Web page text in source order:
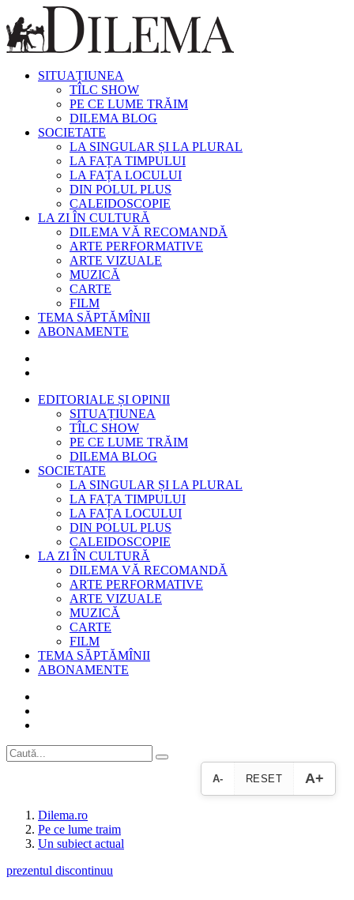
SITUAȚIUNEA
TÎLC SHOW
PE CE LUME TRĂIM
DILEMA BLOG
SOCIETATE
LA SINGULAR ȘI LA PLURAL
LA FAȚA TIMPULUI
LA FAȚA LOCULUI
DIN POLUL PLUS
CALEIDOSCOPIE
LA ZI ÎN CULTURĂ
DILEMA VĂ RECOMANDĂ
ARTE PERFORMATIVE
ARTE VIZUALE
MUZICĂ
CARTE
FILM
TEMA SĂPTĂMÎNII
ABONAMENTE
EDITORIALE ȘI OPINII
SITUAȚIUNEA
TÎLC SHOW
PE CE LUME TRĂIM
DILEMA BLOG
SOCIETATE
LA SINGULAR ȘI LA PLURAL
LA FAȚA TIMPULUI
LA FAȚA LOCULUI
DIN POLUL PLUS
CALEIDOSCOPIE
LA ZI ÎN CULTURĂ
DILEMA VĂ RECOMANDĂ
ARTE PERFORMATIVE
ARTE VIZUALE
MUZICĂ
CARTE
FILM
TEMA SĂPTĂMÎNII
ABONAMENTE
A- RESET A+
Dilema.ro
Pe ce lume traim
Un subiect actual
prezentul discontinuu